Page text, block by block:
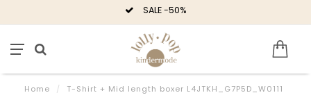
SALE -50%
Home / T-Shirt + Mid length boxer L4JTKH_G7P5D_W0111